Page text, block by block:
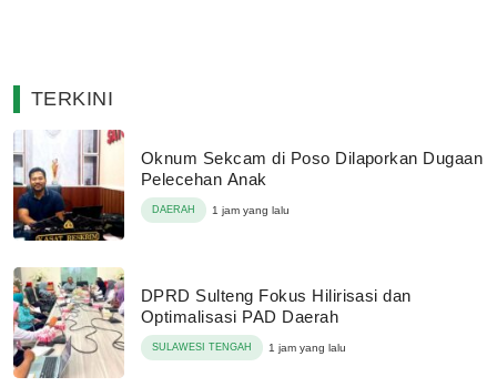
TERKINI
Oknum Sekcam di Poso Dilaporkan Dugaan
Pelecehan Anak
DAERAH 1 jam yang lalu
DPRD Sulteng Fokus Hilirisasi dan
Optimalisasi PAD Daerah
SULAWESI TENGAH 1 jam yang lalu